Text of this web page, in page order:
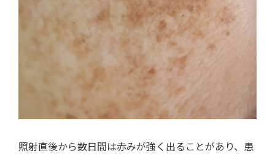
照射直後から数日間は赤みが強く出ることがあり、患